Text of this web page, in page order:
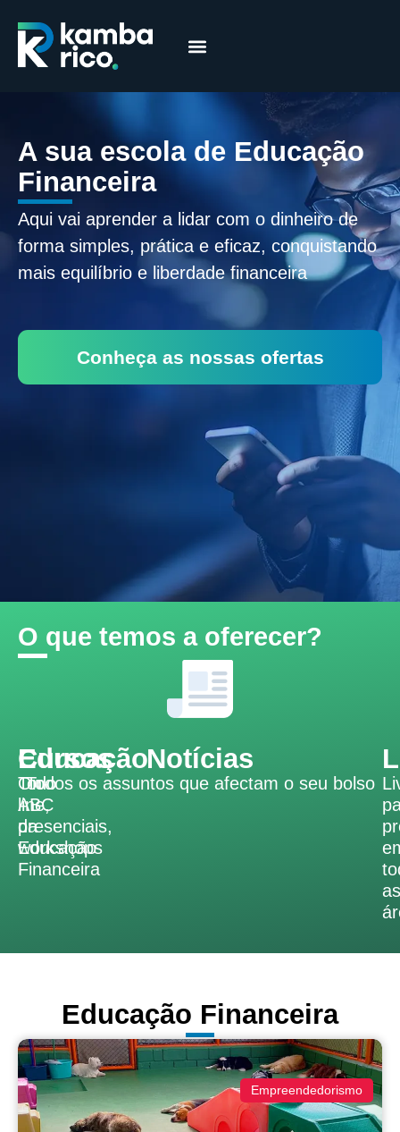
A sua escola de Educação
Financeira
Aqui vai aprender a lidar com o dinheiro de
forma simples, prática e eficaz, conquistando
mais equilíbrio e liberdade financeira
Conheça as nossas ofertas
O que temos a oferecer?
Educação
Todo
ABC
da
Educação
Financeira
Cursos
On-
line,
presenciais,
workshops
Notícias
Todos os assuntos que afectam o seu bolso
as
Educação Financeira
Empreendedorismo